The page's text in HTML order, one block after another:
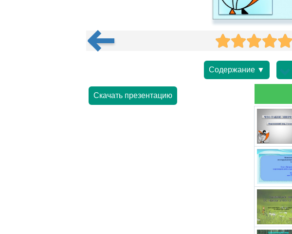
Содержание ▼
Скачать презентацию